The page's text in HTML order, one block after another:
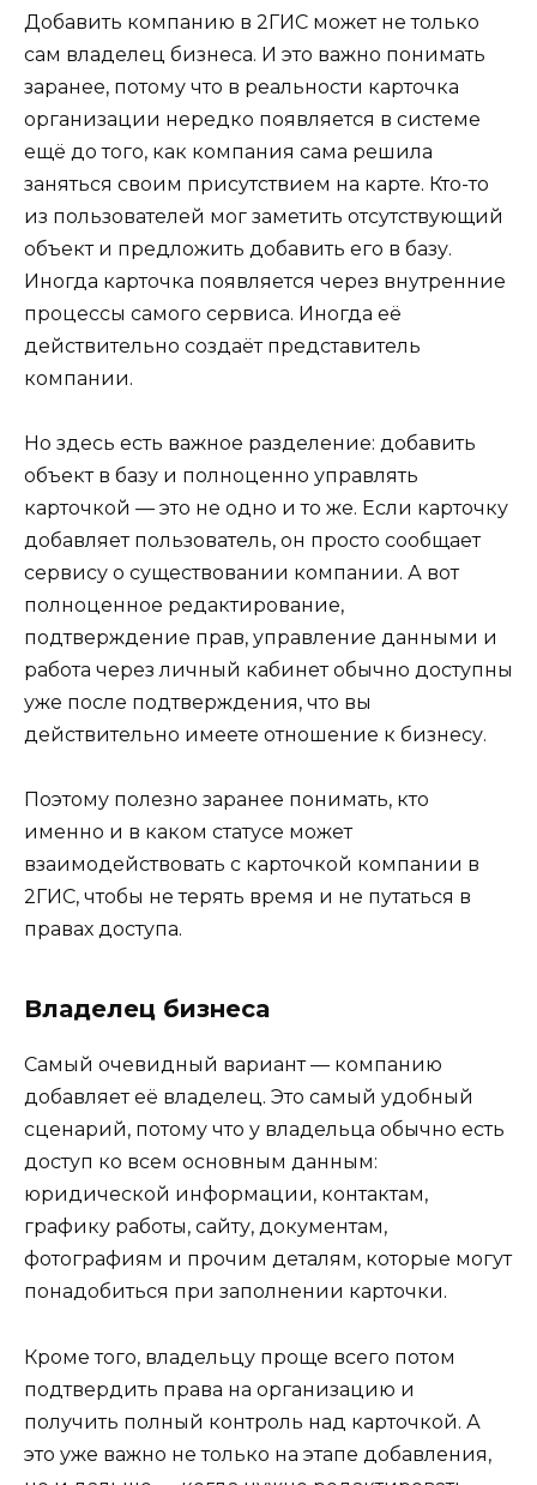
Добавить компанию в 2ГИС может не только
сам владелец бизнеса. И это важно понимать
заранее, потому что в реальности карточка
организации нередко появляется в системе
ещё до того, как компания сама решила
заняться своим присутствием на карте. Кто-то
из пользователей мог заметить отсутствующий
объект и предложить добавить его в базу.
Иногда карточка появляется через внутренние
процессы самого сервиса. Иногда её
действительно создаёт представитель
компании.
Но здесь есть важное разделение: добавить
объект в базу и полноценно управлять
карточкой — это не одно и то же. Если карточку
добавляет пользователь, он просто сообщает
сервису о существовании компании. А вот
полноценное редактирование,
подтверждение прав, управление данными и
работа через личный кабинет обычно доступны
уже после подтверждения, что вы
действительно имеете отношение к бизнесу.
Поэтому полезно заранее понимать, кто
именно и в каком статусе может
взаимодействовать с карточкой компании в
2ГИС, чтобы не терять время и не путаться в
правах доступа.
Владелец бизнеса
Самый очевидный вариант — компанию
добавляет её владелец. Это самый удобный
сценарий, потому что у владельца обычно есть
доступ ко всем основным данным:
юридической информации, контактам,
графику работы, сайту, документам,
фотографиям и прочим деталям, которые могут
понадобиться при заполнении карточки.
Кроме того, владельцу проще всего потом
подтвердить права на организацию и
получить полный контроль над карточкой. А
это уже важно не только на этапе добавления,